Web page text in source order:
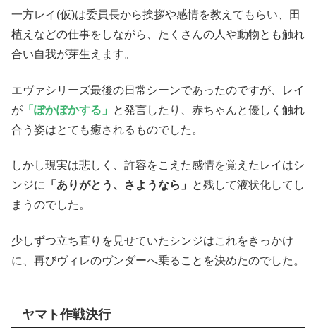
一方レイ(仮)は委員長から挨拶や感情を教えてもらい、田
植えなどの仕事をしながら、たくさんの人や動物とも触れ
合い自我が芽生えます。
エヴァシリーズ最後の日常シーンであったのですが、レイ
が 「ぽかぽかする」
と発言したり、赤ちゃんと優しく触れ
合う姿はとても癒されるものでした。
しかし現実は悲しく、許容をこえた感情を覚えたレイはシ
ンジに
「ありがとう、さようなら」
と残して液状化してし
まうのでした。
少しずつ立ち直りを見せていたシンジはこれをきっかけ
に、再びヴィレのヴンダーへ乗ることを決めたのでした。
ヤマト作戦決行